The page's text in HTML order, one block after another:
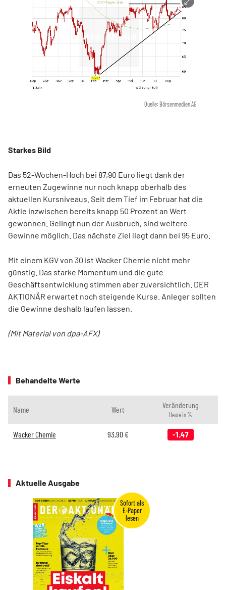
Quelle: Börsenmedien AG
Starkes Bild
Das 52-Wochen-Hoch bei 87,90 Euro liegt dank der
erneuten Zugewinne nur noch knapp oberhalb des
aktuellen Kursniveaus. Seit dem Tief im Februar hat die
Aktie inzwischen bereits knapp 50 Prozent an Wert
gewonnen. Gelingt nun der Ausbruch, sind weitere
Gewinne möglich. Das nächste Ziel liegt dann bei 95 Euro.
Mit einem KGV von 30 ist Wacker Chemie nicht mehr
günstig. Das starke Momentum und die gute
Geschäftsentwicklung stimmen aber zuversichtlich. DER
AKTIONÄR erwartet noch steigende Kurse. Anleger sollten
die Gewinne deshalb laufen lassen.
(Mit Material von dpa-AFX)
Behandelte Werte
Name Wert Veränderung
Heute in %
Wacker Chemie 93,90€ -1,47
Aktuelle Ausgabe